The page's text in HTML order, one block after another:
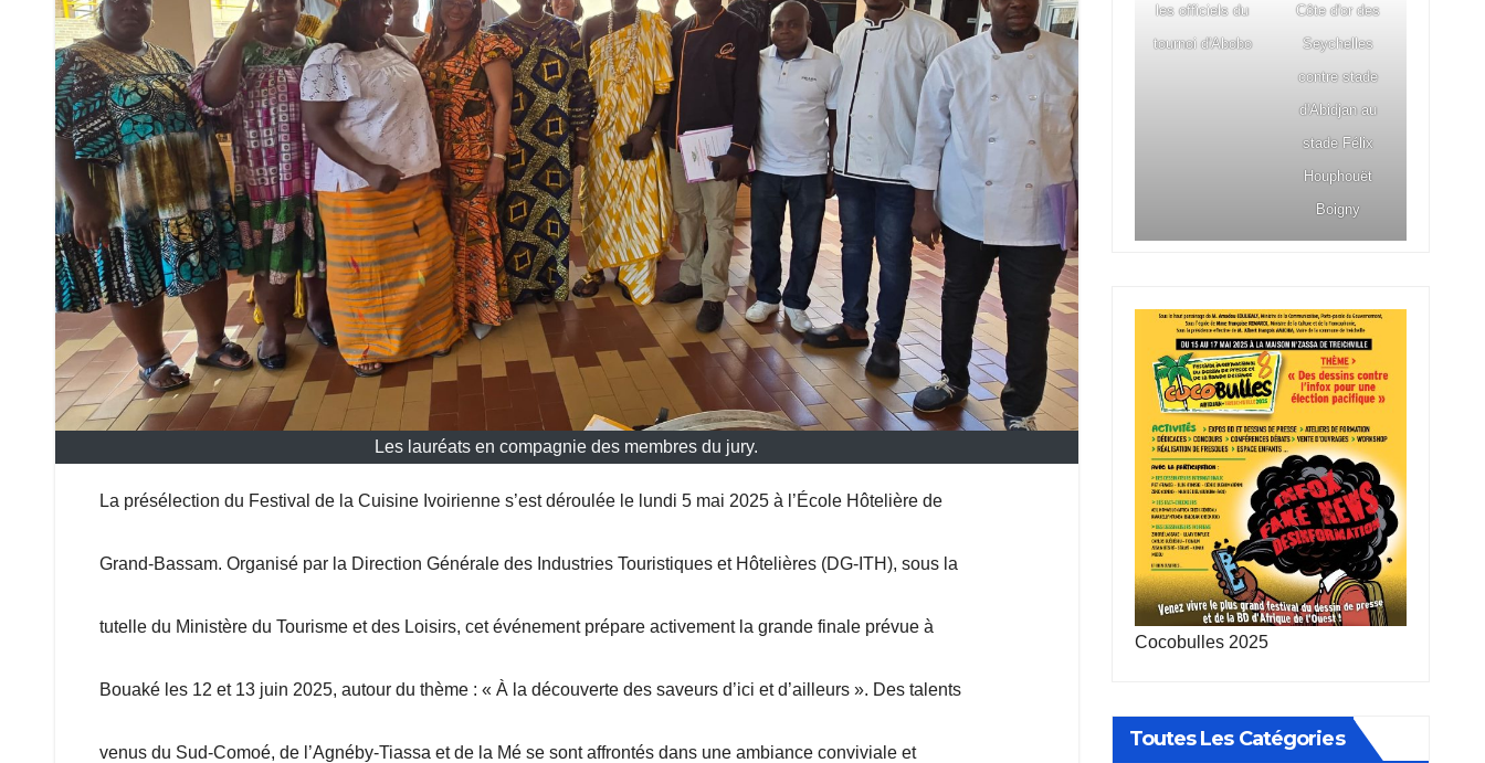
Les lauréats en compagnie des membres du jury.
La présélection du Festival de la Cuisine Ivoirienne s’est déroulée le lundi 5 mai 2025 à l’École Hôtelière de
Grand-Bassam. Organisé par la Direction Générale des Industries Touristiques et Hôtelières (DG-ITH), sous la
tutelle du Ministère du Tourisme et des Loisirs, cet événement prépare activement la grande finale prévue à
Bouaké les 12 et 13 juin 2025, autour du thème : « À la découverte des saveurs d’ici et d’ailleurs ». Des talents
venus du Sud-Comoé, de l’Agnéby-Tiassa et de la Mé se sont affrontés dans une ambiance conviviale et
les officiels du
tournoi d'Abobo
Côte d'or des
Seychelles
contre stade
d'Abidjan au
stade Félix
Houphouët
Boigny
Cocobulles 2025
Toutes Les Catégories